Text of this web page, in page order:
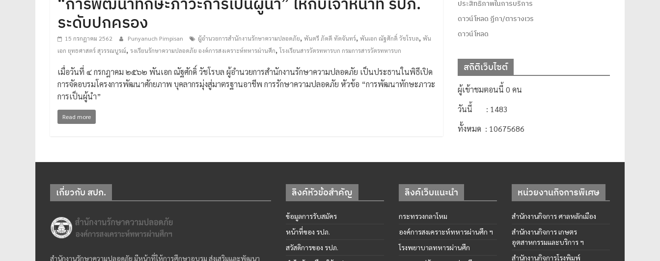
ระดับปกครอง
15 กรกฎาคม 2562 Punyanuch Pimpisan ผู้อำนวยการสำนักงานรักษาความปลอดภัย, พันตรี ภัคดี ทัดจันทร์, พันเอก ณัฐศักดิ์ วัชโรบล, พัน
เอก ยุทธศาสตร์ สุวรรณบูรณ์, รงเรียนรักษาความปลอดภัย องค์การสงเคราะห์ทหารผ่านศึก, โรงเรียนสารวัตรทหารบก กรมการสารวัตรทหารบก
เมื่อวันที่ ๔ กรกฎาคม ๒๕๖๒ พันเอก ณัฐศักดิ์ วัชโรบล ผู้อำนวยการสำนักงานรักษาความปลอดภัย เป็นประธานในพิธีเปิด
การจัดอบรมโครงการพัฒนาศักยภาพ บุคลากรมุ่งสู่มาตรฐานอาชีพ การรักษาความปลอดภัย หัวข้อ “การพัฒนาทักษะภาวะ
การเป็นผู้นำ”
Read more
ประสิทธิภาพในการบริการ
ดาวน์โหลด ฏีกา/ตารางเวร
ดาวน์โหลด
สถิติเว็บไซต์
ผู้เข้าชมตอนนี้ 0 คน
วันนี้ : 1483
ทั้งหมด : 10675686
เกี่ยวกับ สปภ.
สำนักงานรักษาความปลอดภัย มีหน้าที่ให้การศึกษาอบรม ส่งเสริมและพัฒนา
ลิงค์หัวข้อสำคัญ
ข้อมูลการรับสมัคร
หน้าที่ของ รปภ.
สวัสดิการของ รปภ.
ลิงค์เว็บแนะนำ
กระทรวงกลาโหม
องค์การสงเคราะห์ทหารผ่านศึก ฯ
โรงพยาบาลทหารผ่านศึก
หน่วยงานกิจการพิเศษ
สำนักงานกิจการ ศาลหลักเมือง
สำนักงานกิจการ เกษตร
อุตสาหกรรมและบริการ ฯ
สำนักงานกิจการโรงพิมพ์